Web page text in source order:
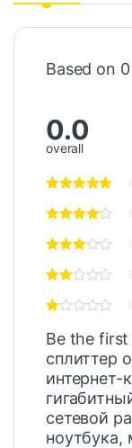
Based on
0.0
overall
Be the
сплиттер
интернет-
сетевой
ноутбука,